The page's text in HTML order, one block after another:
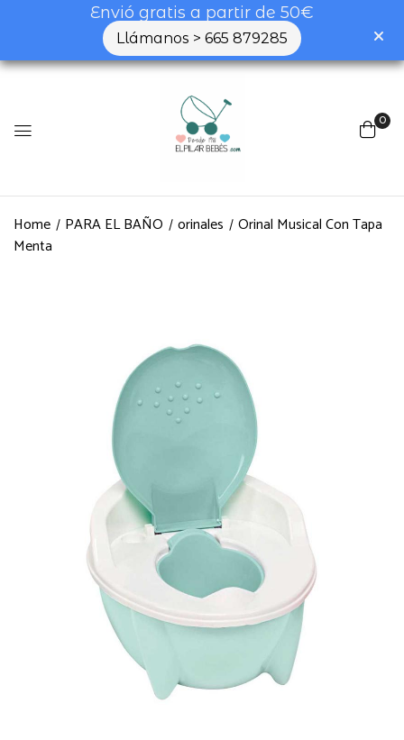
Envió gratis a partir de 50€
Llámanos > 665 879285
0
Home PARA EL BAÑO orinales
Orinal Musical Con Tapa
Menta